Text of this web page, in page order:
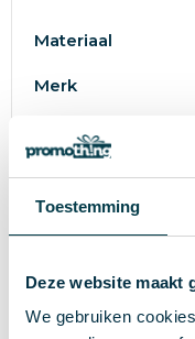
Toestemming
Deze website maakt
We gebruiken
Materiaal
Merk
EAN-code
Artikelnummer
Breedte